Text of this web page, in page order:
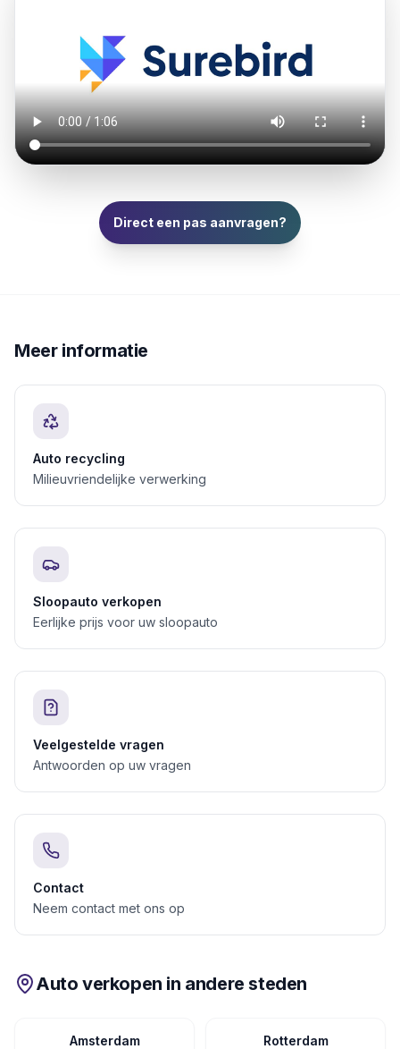
Direct een pas aanvragen?
Meer informatie
Auto recycling
Milieuvriendelijke verwerking
Sloopauto verkopen
Eerlijke prijs voor uw sloopauto
Veelgestelde vragen
Antwoorden op uw vragen
Contact
Neem contact met ons op
Auto verkopen in andere steden
Amsterdam Rotterdam